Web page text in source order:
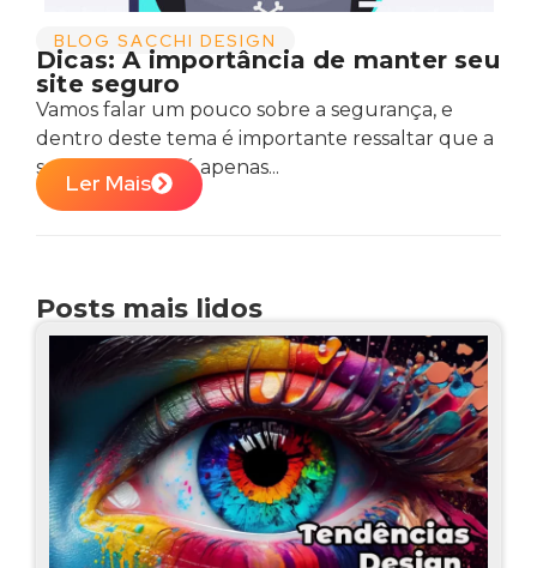
BLOG SACCHI DESIGN
Dicas: A importância de manter seu
site seguro
Vamos falar um pouco sobre a segurança, e
dentro deste tema é importante ressaltar que a
segurança não é apenas...
Ler Mais
Posts mais lidos